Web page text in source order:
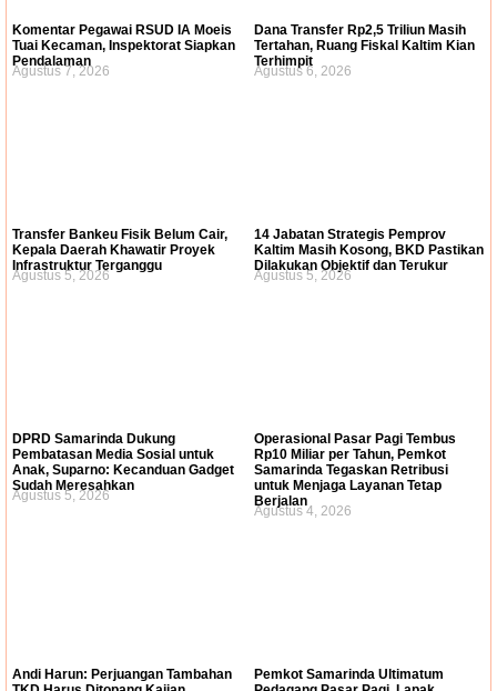
Komentar Pegawai RSUD IA Moeis
Tuai Kecaman, Inspektorat Siapkan
Pendalaman
Agustus 7, 2026
Dana Transfer Rp2,5 Triliun Masih
Tertahan, Ruang Fiskal Kaltim Kian
Terhimpit
Agustus 6, 2026
Transfer Bankeu Fisik Belum Cair,
Kepala Daerah Khawatir Proyek
Infrastruktur Terganggu
Agustus 5, 2026
14 Jabatan Strategis Pemprov
Kaltim Masih Kosong, BKD Pastikan
Dilakukan Objektif dan Terukur
Agustus 5, 2026
DPRD Samarinda Dukung
Pembatasan Media Sosial untuk
Anak, Suparno: Kecanduan Gadget
Sudah Meresahkan
Agustus 5, 2026
Operasional Pasar Pagi Tembus
Rp10 Miliar per Tahun, Pemkot
Samarinda Tegaskan Retribusi
untuk Menjaga Layanan Tetap
Berjalan
Agustus 4, 2026
Andi Harun: Perjuangan Tambahan
Pemkot Samarinda Ultimatum